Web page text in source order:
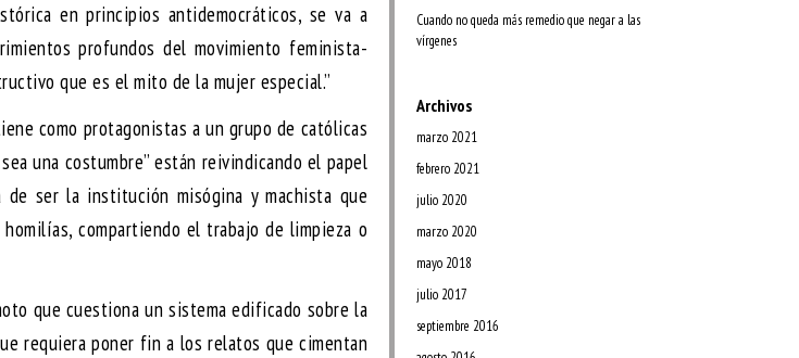
en principios antidemocráticos, se va a
profundos del movimiento feminista-
que es el mito de la mujer especial.”
como protagonistas a un grupo de católicas
una costumbre” están reivindicando el papel
ser la institución misógina y machista que
compartiendo el trabajo de limpieza o
que cuestiona un sistema edificado sobre la
requiera poner fin a los relatos que cimentan
Cuando no queda más remedio que negar a las
vírgenes
Archivos
marzo 2021
febrero 2021
julio 2020
marzo 2020
mayo 2018
julio 2017
septiembre 2016